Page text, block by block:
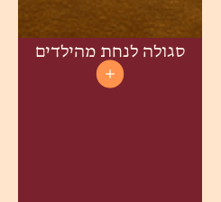
סגולה לנחת מהילדים